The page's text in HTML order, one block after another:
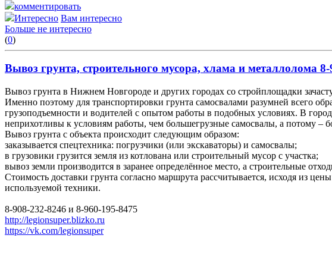
комментировать
Интересно Вам интересно
Больше не интересно
(0)
Вывоз грунта, строительного мусора, хлама и металлолома
Вывоз грунта в Нижнем Новгороде и других городах со стройплощадки
Именно поэтому для транспортировки грунта самосвалами разумней всего
грузоподъемности и водителей с опытом работы в подобных условиях. В
неприхотливы к условиям работы, чем большегрузные самосвалы, а потому –
Вывоз грунта с объекта происходит следующим образом:
заказывается спецтехника: погрузчики (или экскаваторы) и самосвалы;
в грузовики грузится земля из котлована или строительный мусор с участка;
вывоз земли производится в заранее определённое место, а строительные
Стоимость доставки грунта согласно маршрута рассчитывается, исходя из
используемой техники.
8-908-232-8246 и 8-960-195-8475
http://legionsuper.blizko.ru
https://vk.com/legionsuper